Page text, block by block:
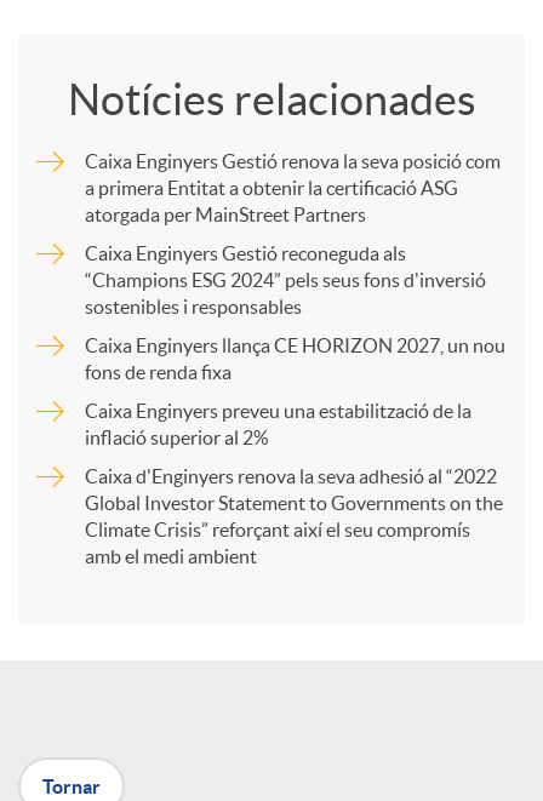
m
r
X
Notícies relacionades
Caixa Enginyers Gestió renova la seva posició com
a primera Entitat a obtenir la certificació ASG
atorgada per MainStreet Partners
Caixa Enginyers Gestió reconeguda als
“Champions ESG 2024” pels seus fons d'inversió
sostenibles i responsables
Caixa Enginyers llança CE HORIZON 2027, un nou
fons de renda fixa
Caixa Enginyers preveu una estabilització de la
inflació superior al 2%
Caixa d'Enginyers renova la seva adhesió al “2022
Global Investor Statement to Governments on the
Climate Crisis” reforçant així el seu compromís
amb el medi ambient
Tornar